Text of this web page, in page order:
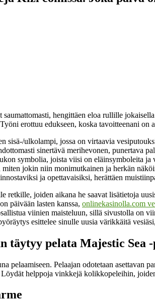
hengittäen eloa rullille
Työni erottuu edukseen, koska tavoitteenani on
sisä-/ulkolampi, jossa on virtaavia
sinertävä merihevonen, punertava
symbolia, joista viisi on eläinsymboleita
jokin niin monimutkainen ja herkän
ja opettavaisiksi, herättäen
retkille, joiden aikana he saavat lisätietoja
päivään lasten kanssa, onlinekasinolla.com
viinien maisteluun, sillä sivustolla on
esittelee sinulle uusia värikkäitä
täytyy pelata Majestic Sea
pelaamiseen. Pelaajan odotetaan
Löydät helppoja vinkkejä kolikkopeleihin,